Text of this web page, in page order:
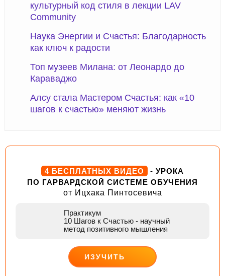
культурный код стиля в лекции LAV
Community
Наука Энергии и Счастья: Благодарность
как ключ к радости
Топ музеев Милана: от Леонардо до
Караваджо
Алсу стала Мастером Счастья: как «10
шагов к счастью» меняют жизнь
4 БЕСПЛАТНЫХ ВИДЕО
- УРОКА
ПО ГАРВАРДСКОЙ СИСТЕМЕ ОБУЧЕНИЯ
от Ицхака Пинтосевича
Практикум
10 Шагов к Счастью - научный
метод позитивного мышления
ИЗУЧИТЬ